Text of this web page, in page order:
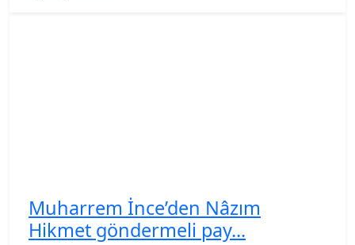
Muharrem İnce’den Nâzım
Hikmet göndermeli pay...